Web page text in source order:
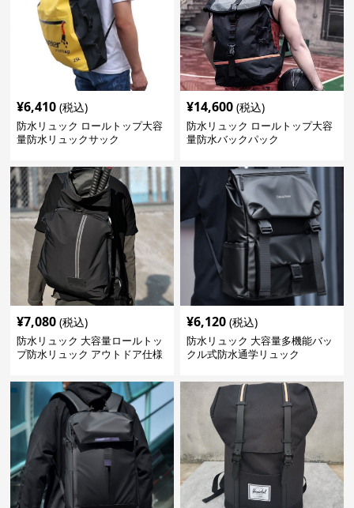
¥6,410 (税込)
防水リュック ロールトップ大容
量防水リュックサック
¥14,600 (税込)
防水リュック ロールトップ大容
量防水バックパック
¥7,080 (税込)
防水リュック 大容量ロールトッ
プ防水リュック アウトドア仕様
¥6,120 (税込)
防水リュック 大容量多機能バッ
クル式防水通学リュック